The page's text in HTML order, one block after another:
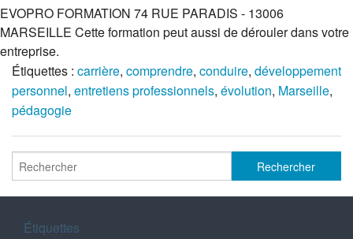
EVOPRO FORMATION 74 RUE PARADIS - 13006
MARSEILLE Cette formation peut aussi de dérouler dans votre
entreprise.
Étiquettes : carrière, comprendre, conduire, développement
personnel, entretiens professionnels, évolution, Marseille,
pédagogie
Étiquettes